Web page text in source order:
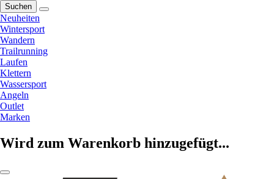
Suchen
Neuheiten
Wintersport
Wandern
Trailrunning
Laufen
Klettern
Wassersport
Angeln
Outlet
Marken
Wird zum Warenkorb hinzugefügt...